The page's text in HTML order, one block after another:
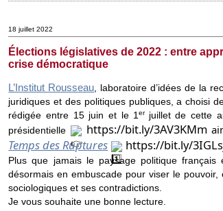
18 juillet 2022
Élections législatives de 2022 : entre
crise démocratique
L’Institut Rousseau , laboratoire d’idées de la
juridiques et des politiques publiques, a choisi
rédigée entre 15 juin et le 1er
juillet de cette
présidentielle
https://bit.ly/3AV3KMm
Temps des Ruptures
https://bit.ly/
Plus que jamais le paysage politique
désormais en embuscade pour viser le
sociologiques et ses contradictions.
Je vous souhaite une bonne lecture.